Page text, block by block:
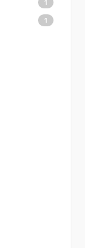
1
1